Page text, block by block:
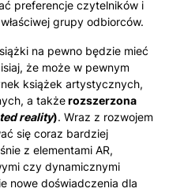
preferencje czytelników i
grupy odbiorców.
na pewno będzie mieć
że może w pewnym
książek artystycznych,
a takżerozszerzona
reality). Wraz z rozwojem
się coraz bardziej
z elementami AR,
czy dynamicznymi
nowe doświadczenia dla